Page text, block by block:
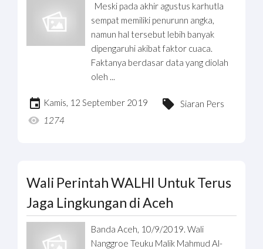
Meski pada akhir agustus karhutla
sempat memiliki penurunn angka,
namun hal tersebut lebih banyak
dipengaruhi akibat faktor cuaca.
Faktanya berdasar data yang diolah
oleh ...
Kamis, 12 September 2019
Siaran Pers
1274
Wali Perintah WALHI Untuk Terus
Jaga Lingkungan di Aceh
Banda Aceh, 10/9/2019. Wali
Nanggroe Teuku Malik Mahmud Al-